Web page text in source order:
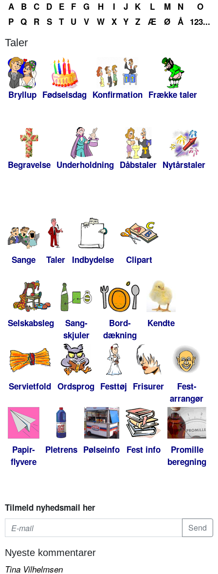
A B C D E F G H I J K L M N
O
P Q R S T U V W X Y Z Æ Ø Å 123...
Taler
Bryllup Fødselsdag Konfirmation Frække taler
Begravelse Underholdning Dåbstaler Nytårstaler
Sange Taler Indbydelse Clipart
Selskabsleg
Sang-
skjuler
Bord-
dækning
Kendte
Servietfold Ordsprog Festtøj Frisurer
Fest-
arrangør
Papir-
flyvere
Pletrens Pølseinfo Fest info
Promille
beregning
Tilmeld nyhedsmail her
Nyeste kommentarer
Tina Vilhelmsen